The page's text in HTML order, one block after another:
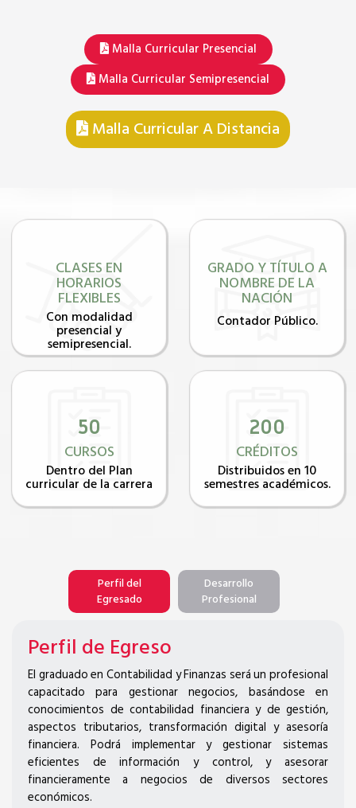
Malla Curricular Presencial
Malla Curricular Semipresencial
Malla Curricular A Distancia
CLASES EN
HORARIOS
FLEXIBLES
Con modalidad
presencial y
semipresencial.
GRADO Y TÍTULO A
NOMBRE DE LA
NACIÓN
Contador Público.
50
CURSOS
Dentro del Plan
curricular de la carrera
200
CRÉDITOS
Distribuidos en 10
semestres académicos.
Perfil del
Egresado
Desarrollo
Profesional
Perfil de Egreso
El graduado en Contabilidad y Finanzas será un profesional
capacitado para gestionar negocios, basándose en
conocimientos de contabilidad financiera y de gestión,
aspectos tributarios, transformación digital y asesoría
financiera. Podrá implementar y gestionar sistemas
eficientes de información y control, y asesorar
financieramente a negocios de diversos sectores
económicos.